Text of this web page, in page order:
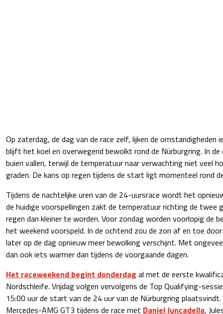
Op zaterdag, de dag van de race zelf, lijken de omstandigheden
blijft het koel en overwegend bewolkt rond de Nürburgring. In de
buien vallen, terwijl de temperatuur naar verwachting niet veel
graden. De kans op regen tijdens de start ligt momenteel rond
Tijdens de nachtelijke uren van de 24-uursrace wordt het
de huidige voorspellingen zakt de temperatuur richting de twee
regen dan kleiner te worden. Voor zondag worden voorlopig de
het weekend voorspeld. In de ochtend zou de zon af en toe
later op de dag opnieuw meer bewolking verschijnt. Met
dan ook iets warmer dan tijdens de voorgaande dagen.
Het raceweekend begint donderdag al met de eerste
Nordschleife. Vrijdag volgen vervolgens de Top Qualifying-
15:00 uur de start van de 24 uur van de Nürburgring
Mercedes-AMG GT3 tijdens de race met Daniel Juncadella,